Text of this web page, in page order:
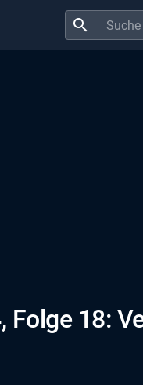
search
Folge 18: